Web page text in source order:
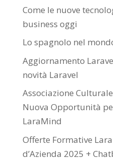
Come le nuove
business oggi
Lo spagnolo nel
Aggiornamento
novità Laravel
Associazione
Nuova Opportunità
LaraMind
Offerte Formative
d’Azienda 2025 +